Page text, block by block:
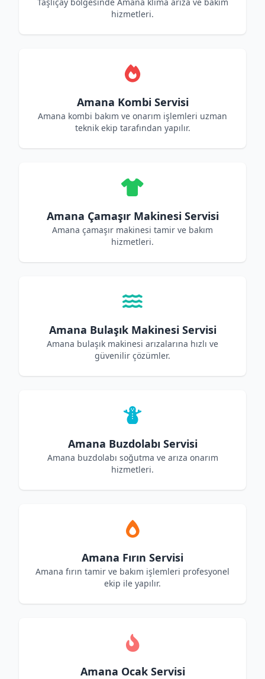
hizmetleri.
Amana Kombi Servisi
Amana kombi bakım ve onarım işlemleri uzman
teknik ekip tarafından yapılır.
Amana Çamaşır Makinesi Servisi
Amana çamaşır makinesi tamir ve bakım
hizmetleri.
Amana Bulaşık Makinesi Servisi
Amana bulaşık makinesi arızalarına hızlı ve
güvenilir çözümler.
Amana Buzdolabı Servisi
Amana buzdolabı soğutma ve arıza onarım
hizmetleri.
Amana Fırın Servisi
Amana fırın tamir ve bakım işlemleri profesyonel
ekip ile yapılır.
Amana Ocak Servisi